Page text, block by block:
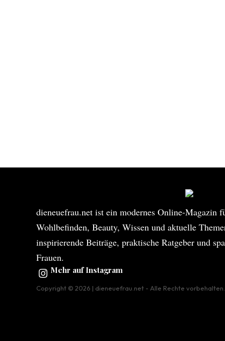
dieneuefrau.net ist ein modernes Online-Magazin
Wohlbefinden, Beauty, Wissen und aktuelle
inspirierende Beiträge, praktische Ratgeber und
Frauen.
Mehr auf Instagram
Copyright © 2026 | dieneuefrau.net - Alle Rechte